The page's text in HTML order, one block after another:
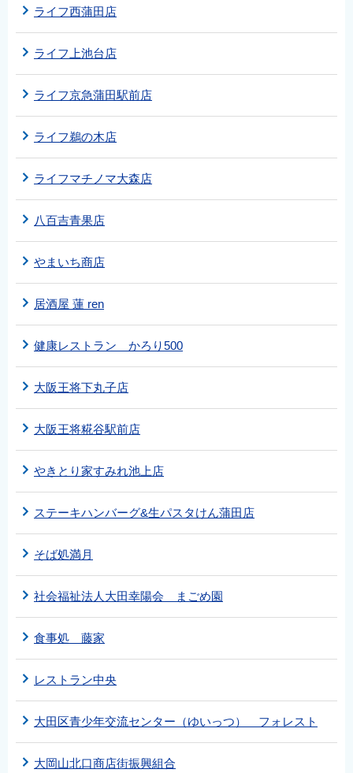
ライフ西蒲田店
ライフ上池台店
ライフ京急蒲田駅前店
ライフ鵜の木店
ライフマチノマ大森店
八百吉青果店
やまいち商店
居酒屋 蓮 ren
健康レストラン かろり500
大阪王将下丸子店
大阪王将糀谷駅前店
やきとり家すみれ池上店
ステーキハンバーグ&生パスタけん蒲田店
そば処満月
社会福祉法人大田幸陽会 まごめ園
食事処 藤家
レストラン中央
大田区青少年交流センター（ゆいっつ） フォレスト
大岡山北口商店街振興組合